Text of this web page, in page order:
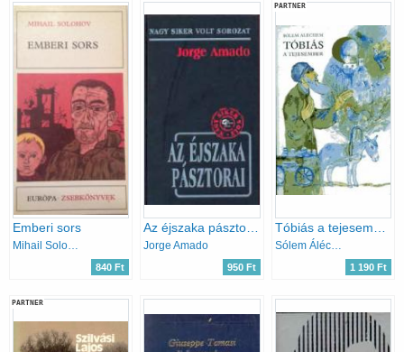
Emberi sors
840 Ft
Jorge Amado
950 Ft
PARTNER
Sólem Áléchem
1 190 Ft
PARTNER